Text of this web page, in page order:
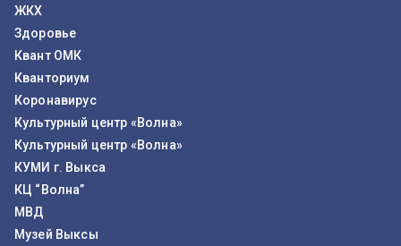
ЖКХ
Здоровье
Квант ОМК
Кванториум
Коронавирус
Культурный центр «Волна»
Культурный центр «Волна»
КУМИ г. Выкса
КЦ “Волна”
МВД
Музей Выксы